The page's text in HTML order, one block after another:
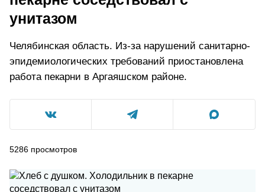
унитазом
Челябинская область. Из-за нарушений санитарно-
эпидемиологических требований приостановлена
работа пекарни в Аргаяшском районе.
5286 просмотров